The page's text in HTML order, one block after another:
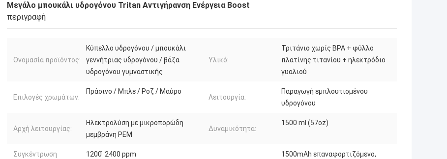
Μεγάλο μπουκάλι υδρογόνου Tritan Αντιγήρανση Ενέργεια Boost
περιγραφή
Ονομασία προϊόντος:
Κύπελλο υδρογόνου / μπουκάλι
γεννήτριας υδρογόνου / βάζα
υδρογόνου γυμναστικής
Υλικό:
Τριτάνιο χωρίς BPA + φύλλο
πλατίνης τιτανίου + ηλεκτρόδιο
γυαλιού
Επιλογές χρωμάτων:
Πράσινο / Μπλε / Ροζ / Μαύρο
Λειτουργία:
Παραγωγή εμπλουτισμένου
υδρογόνου
Αρχή λειτουργίας:
Ηλεκτρολύση με μικροπορώδη
μεμβράνη PEM
Δυναμικότητα:
1500 ml (57oz)
Συγκέντρωση
1200 ̇ 2400 ppm
1500mAh επαναφορτιζόμενο,